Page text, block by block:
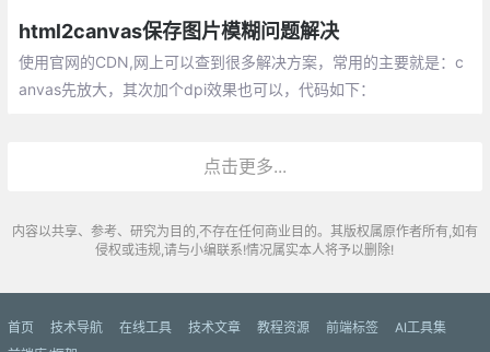
html2canvas保存图片模糊问题解决
使用官网的CDN,网上可以查到很多解决方案，常用的主要就是：c
anvas先放大，其次加个dpi效果也可以，代码如下：
点击更多...
内容以共享、参考、研究为目的,不存在任何商业目的。其版权属原作者所有,如有
侵权或违规,请与小编联系!情况属实本人将予以删除!
首页 技术导航 在线工具 技术文章 教程资源 前端标签
AI工具集